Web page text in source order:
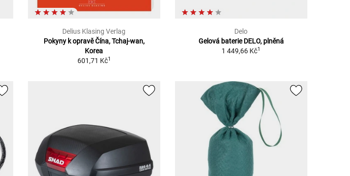
Delius Klasing Verlag
Pokyny k opravě Čína, Tchaj-wan,
Korea
601,71 Kč1
Delo
Gelová baterie DELO, plněná
1 449,66 Kč1